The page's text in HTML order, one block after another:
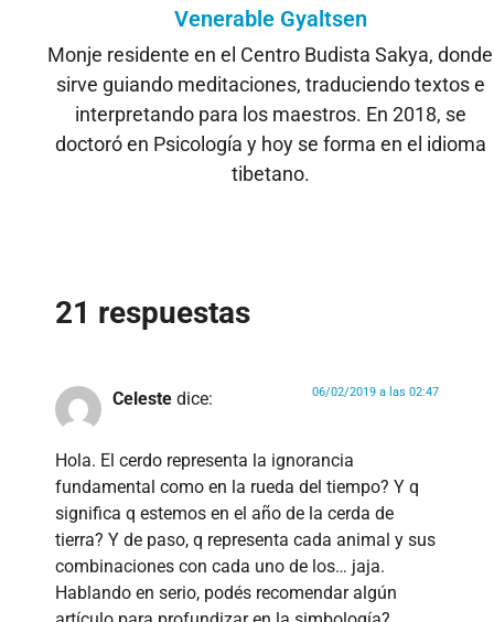
Venerable Gyaltsen
Monje residente en el Centro Budista Sakya, donde
sirve guiando meditaciones, traduciendo textos e
interpretando para los maestros. En 2018, se
doctoró en Psicología y hoy se forma en el idioma
tibetano.
21 respuestas
Celeste dice: 06/02/2019 a las 02:47
Hola. El cerdo representa la ignorancia
fundamental como en la rueda del tiempo? Y q
significa q estemos en el año de la cerda de
tierra? Y de paso, q representa cada animal y sus
combinaciones con cada uno de los… jaja.
Hablando en serio, podés recomendar algún